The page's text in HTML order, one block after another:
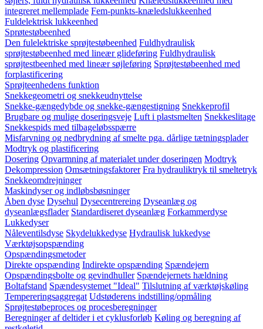
integreret mellemplade Fem-punkts-knæledslukkeenhed
Fuldelektrisk lukkeenhed
Sprøtestøbeenhed
Den fulelektriske sprøjtestøbeenhed Fuldhydraulisk
sprøjtestøbeenhed med lineær glideføring Fuldhydraulisk
sprøjtestbeenhed med lineær søjleføring Sprøjtestøbeenhed med
forplastificering
Sprøjteenhedens funktion
Snekkegeometri og snekkeudnyttelse
Snekke-gængedybde og snekke-gængestigning Snekkeprofil
Brugbare og mulige doseringsveje Luft i plastsmelten Snekkeslitage
Snekkespids med tilbageløbsspærre
Misfarvning og nedbrydning af smelte pga. dårlige tætningsplader
Modtryk og plastificering
Dosering Opvarmning af materialet under doseringen Modtryk
Dekompression Omsætningsfaktorer Fra hydrauliktryk til smeltetryk
Snekkeomdrejninger
Maskindyser og indløbsbøsninger
Åben dyse Dysehul Dysecentrereing Dyseanlæg og
dyseanlægsflader Standardiseret dyseanlæg Forkammerdyse
Lukkedyser
Nåleventilsdyse Skydelukkedyse Hydraulisk lukkedyse
Værktøjsopspænding
Opspændingsmetoder
Direkte opspænding Indirekte opspænding Spændejern
Opspændingsbolte og gevindhuller Spændejernets hældning
Boltafstand Spændesystemet "Ideal" Tilslutning af værktøjskøling
Tempereringsaggregat Udstøderens indstilling/opmåling
Sprøjtestøbeproces og procesberegninger
Beregninger af deltider i et cyklusforløb Køling og beregning af